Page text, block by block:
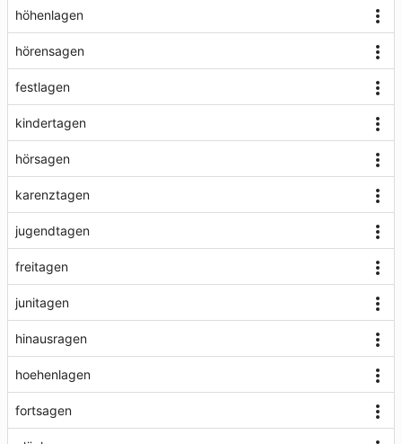
höhenlagen
hörensagen
festlagen
kindertagen
hörsagen
karenztagen
jugendtagen
freitagen
junitagen
hinausragen
hoehenlagen
fortsagen